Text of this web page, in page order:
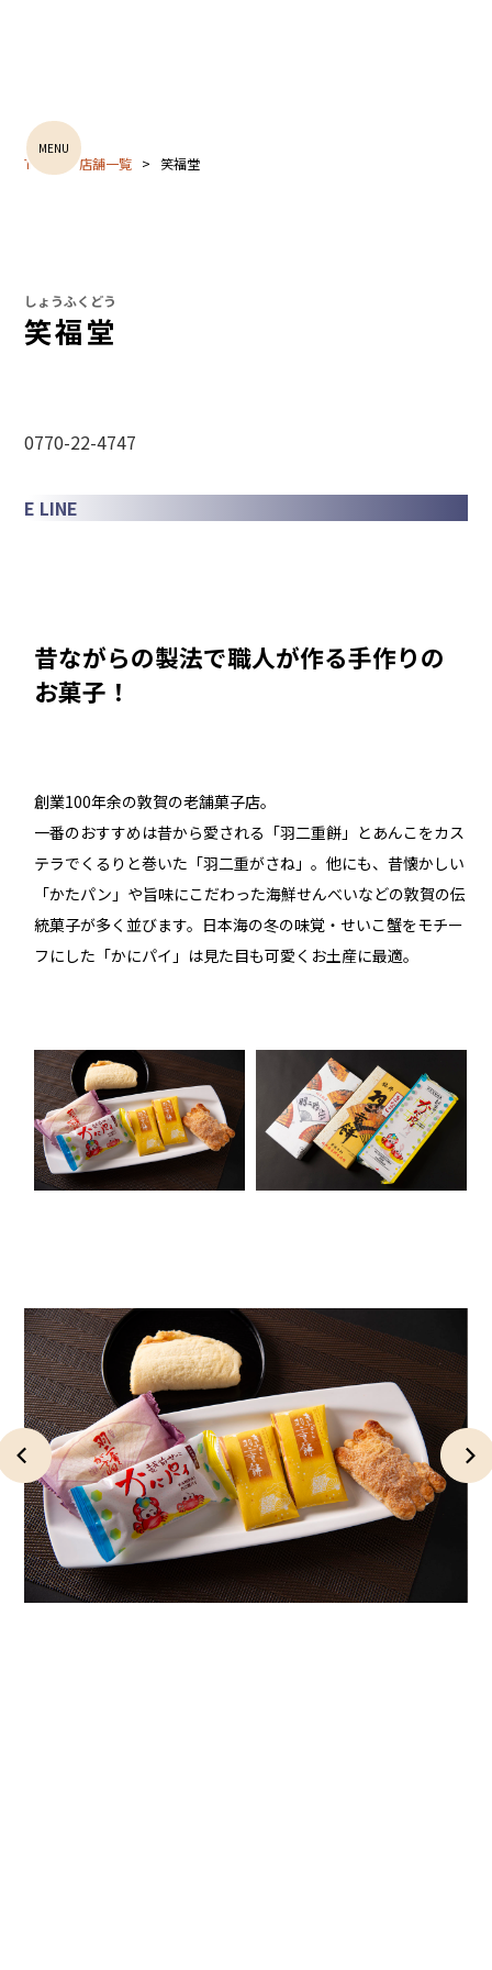
MENU
TOP 店舗一覧 笑福堂
しょうふくどう
笑福堂
0770-22-4747
E LINE
昔ながらの製法で職人が作る手作りの
お菓子！
創業100年余の敦賀の老舗菓子店。
一番のおすすめは昔から愛される「羽二重餅」とあんこをカス
テラでくるりと巻いた「羽二重がさね」。他にも、昔懐かしい
「かたパン」や旨味にこだわった海鮮せんべいなどの敦賀の伝
統菓子が多く並びます。日本海の冬の味覚・せいこ蟹をモチー
フにした「かにパイ」は見た目も可愛くお土産に最適。